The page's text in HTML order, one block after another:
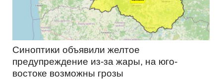
Синоптики объявили желтое
предупреждение из-за жары, на юго-
востоке возможны грозы